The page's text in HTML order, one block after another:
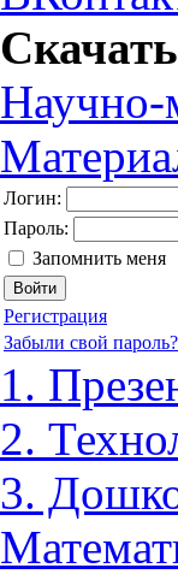
Скачать
Научно-
Логин:
Пароль:
Запомнить меня
Регистрация
Забыли свой пароль?
1.
2.
3.